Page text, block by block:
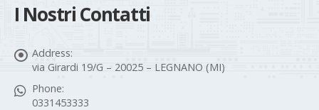
I Nostri Contatti
Address:
via Girardi 19/G – 20025 – LEGNANO (MI)
Phone:
0331453333